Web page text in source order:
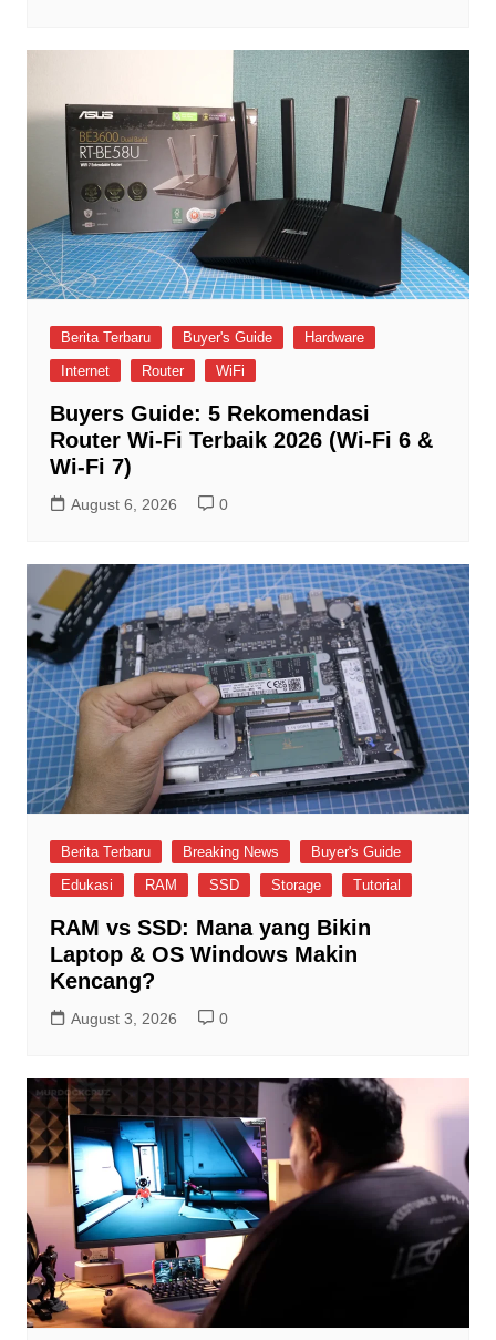
Berita Terbaru Buyer's Guide
Hardware
Internet
Router WiFi
Buyers Guide: 5 Rekomendasi
Router Wi-Fi Terbaik 2026 (Wi-Fi 6 &
Wi-Fi 7)
August 6, 2026 0
Berita Terbaru Breaking News
Buyer's Guide
Edukasi
RAM SSD Storage Tutorial
RAM vs SSD: Mana yang Bikin
Laptop & OS Windows Makin
Kencang?
August 3, 2026 0